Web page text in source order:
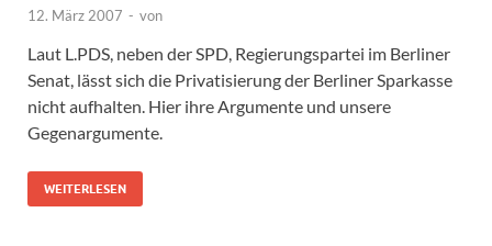
12. März 2007 - von
Laut L.PDS, neben der SPD, Regierungspartei im Berliner
Senat, lässt sich die Privatisierung der Berliner Sparkasse
nicht aufhalten. Hier ihre Argumente und unsere
Gegenargumente.
WEITERLESEN